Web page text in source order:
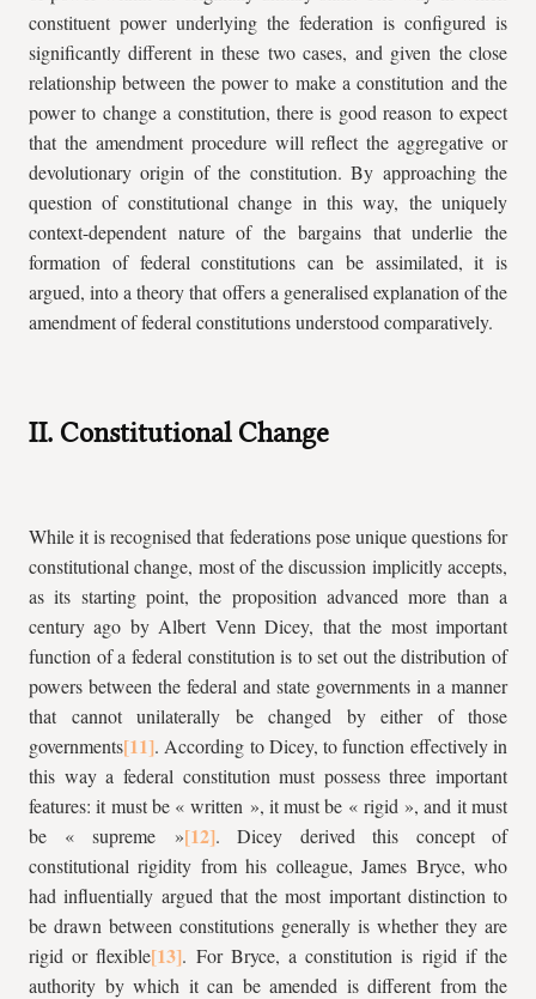
constituent power underlying the federation is configured is
significantly different in these two cases, and given the close
relationship between the power to make a constitution and the
power to change a constitution, there is good reason to expect
that the amendment procedure will reflect the aggregative or
devolutionary origin of the constitution. By approaching the
question of constitutional change in this way, the uniquely
context-dependent nature of the bargains that underlie the
formation of federal constitutions can be assimilated, it is
argued, into a theory that offers a generalised explanation of the
amendment of federal constitutions understood comparatively.
II. Constitutional Change
While it is recognised that federations pose unique questions for
constitutional change, most of the discussion implicitly accepts,
as its starting point, the proposition advanced more than a
century ago by Albert Venn Dicey, that the most important
function of a federal constitution is to set out the distribution of
powers between the federal and state governments in a manner
that cannot unilaterally be changed by either of those
governments
. According to Dicey, to function effectively in
this way a federal constitution must possess three important
features: it must be « written », it must be « rigid », and it must
be « supreme »
. Dicey derived this concept of
constitutional rigidity from his colleague, James Bryce, who
had influentially argued that the most important distinction to
be drawn between constitutions generally is whether they are
rigid or flexible
. For Bryce, a constitution is rigid if the
authority by which it can be amended is different from the